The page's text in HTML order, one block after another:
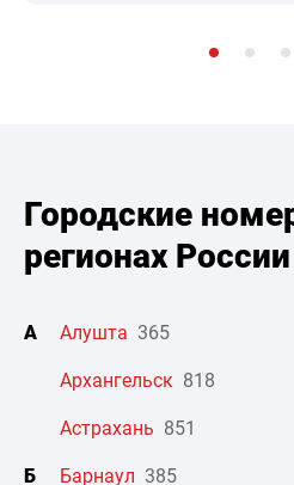
Городские
регионах России
А Алушта 365
Архангельск 818
Астрахань 851
Б Барнаул 385